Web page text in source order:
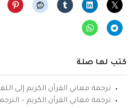
كتب لها صلة
ترجمة معاني القرآن الكريم إلى
ترجمة معاني القرآن الكريم –